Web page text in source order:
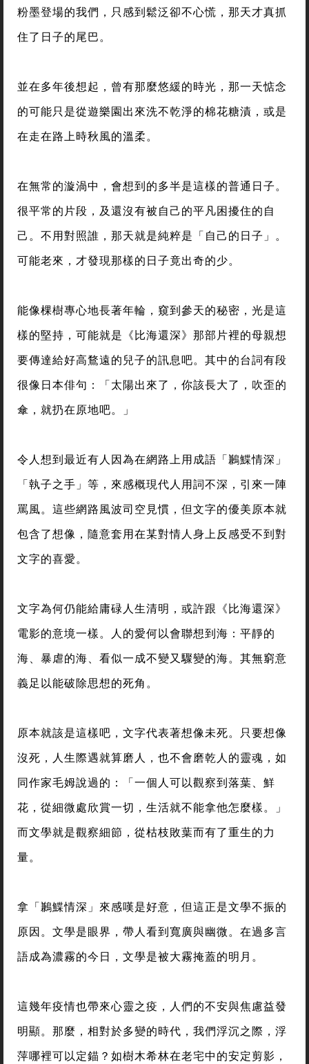
粉墨登場的我們，只感到鬆泛卻不心慌，那天才真抓
住了日子的尾巴。
並在多年後想起，曾有那麼悠緩的時光，那一天惦念
的可能只是從遊樂園出來洗不乾淨的棉花糖漬，或是
在走在路上時秋風的溫柔。
在無常的漩渦中，會想到的多半是這樣的普通日子。
很平常的片段，及還沒有被自己的平凡困擾住的自
己。不用對照誰，那天就是純粹是「自己的日子」。
可能老來，才發現那樣的日子竟出奇的少。
能像棵樹專心地長著年輪，窺到參天的秘密，光是這
樣的堅持，可能就是《比海還深》那部片裡的母親想
要傳達給好高鶩遠的兒子的訊息吧。其中的台詞有段
很像日本俳句：「太陽出來了，你該長大了，吹歪的
傘，就扔在原地吧。」
令人想到最近有人因為在網路上用成語「鶼鰈情深」
「執子之手」等，來感概現代人用詞不深，引來一陣
罵風。這些網路風波司空見慣，但文字的優美原本就
包含了想像，隨意套用在某對情人身上反感受不到對
文字的喜愛。
文字為何仍能給庸碌人生清明，或許跟《比海還深》
電影的意境一樣。人的愛何以會聯想到海：平靜的
海、暴虐的海、看似一成不變又驟變的海。其無窮意
義足以能破除思想的死角。
原本就該是這樣吧，文字代表著想像未死。只要想像
沒死，人生際遇就算磨人，也不會磨乾人的靈魂，如
同作家毛姆說過的：「一個人可以觀察到落葉、鮮
花，從細微處欣賞一切，生活就不能拿他怎麼樣。」
而文學就是觀察細節，從枯枝敗葉而有了重生的力
量。
拿「鶼鰈情深」來感嘆是好意，但這正是文學不振的
原因。文學是眼界，帶人看到寬廣與幽微。在過多言
語成為濃霧的今日，文學是被大霧掩蓋的明月。
這幾年疫情也帶來心靈之疫，人們的不安與焦慮益發
明顯。那麼，相對於多變的時代，我們浮沉之際，浮
萍哪裡可以定錨？如樹木希林在老宅中的安定剪影，